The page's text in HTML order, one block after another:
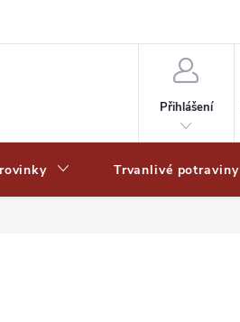
Přihlášení
Trvanlivé potraviny